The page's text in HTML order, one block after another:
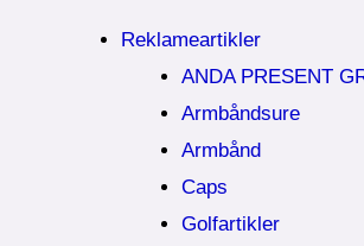
Reklameartikler
ANDA PRESENT
Armbåndsure
Armbånd
Caps
Golfartikler